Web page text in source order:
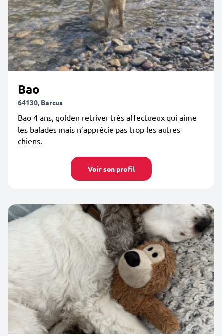
Bao
64130, Barcus
Bao 4 ans, golden retriver très affectueux qui aime
les balades mais n’apprécie pas trop les autres
chiens.
Voir son profil